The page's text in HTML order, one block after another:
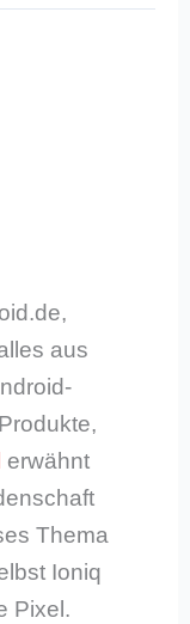
aus
erwähnt
Thema
Ioniq
Pixel.